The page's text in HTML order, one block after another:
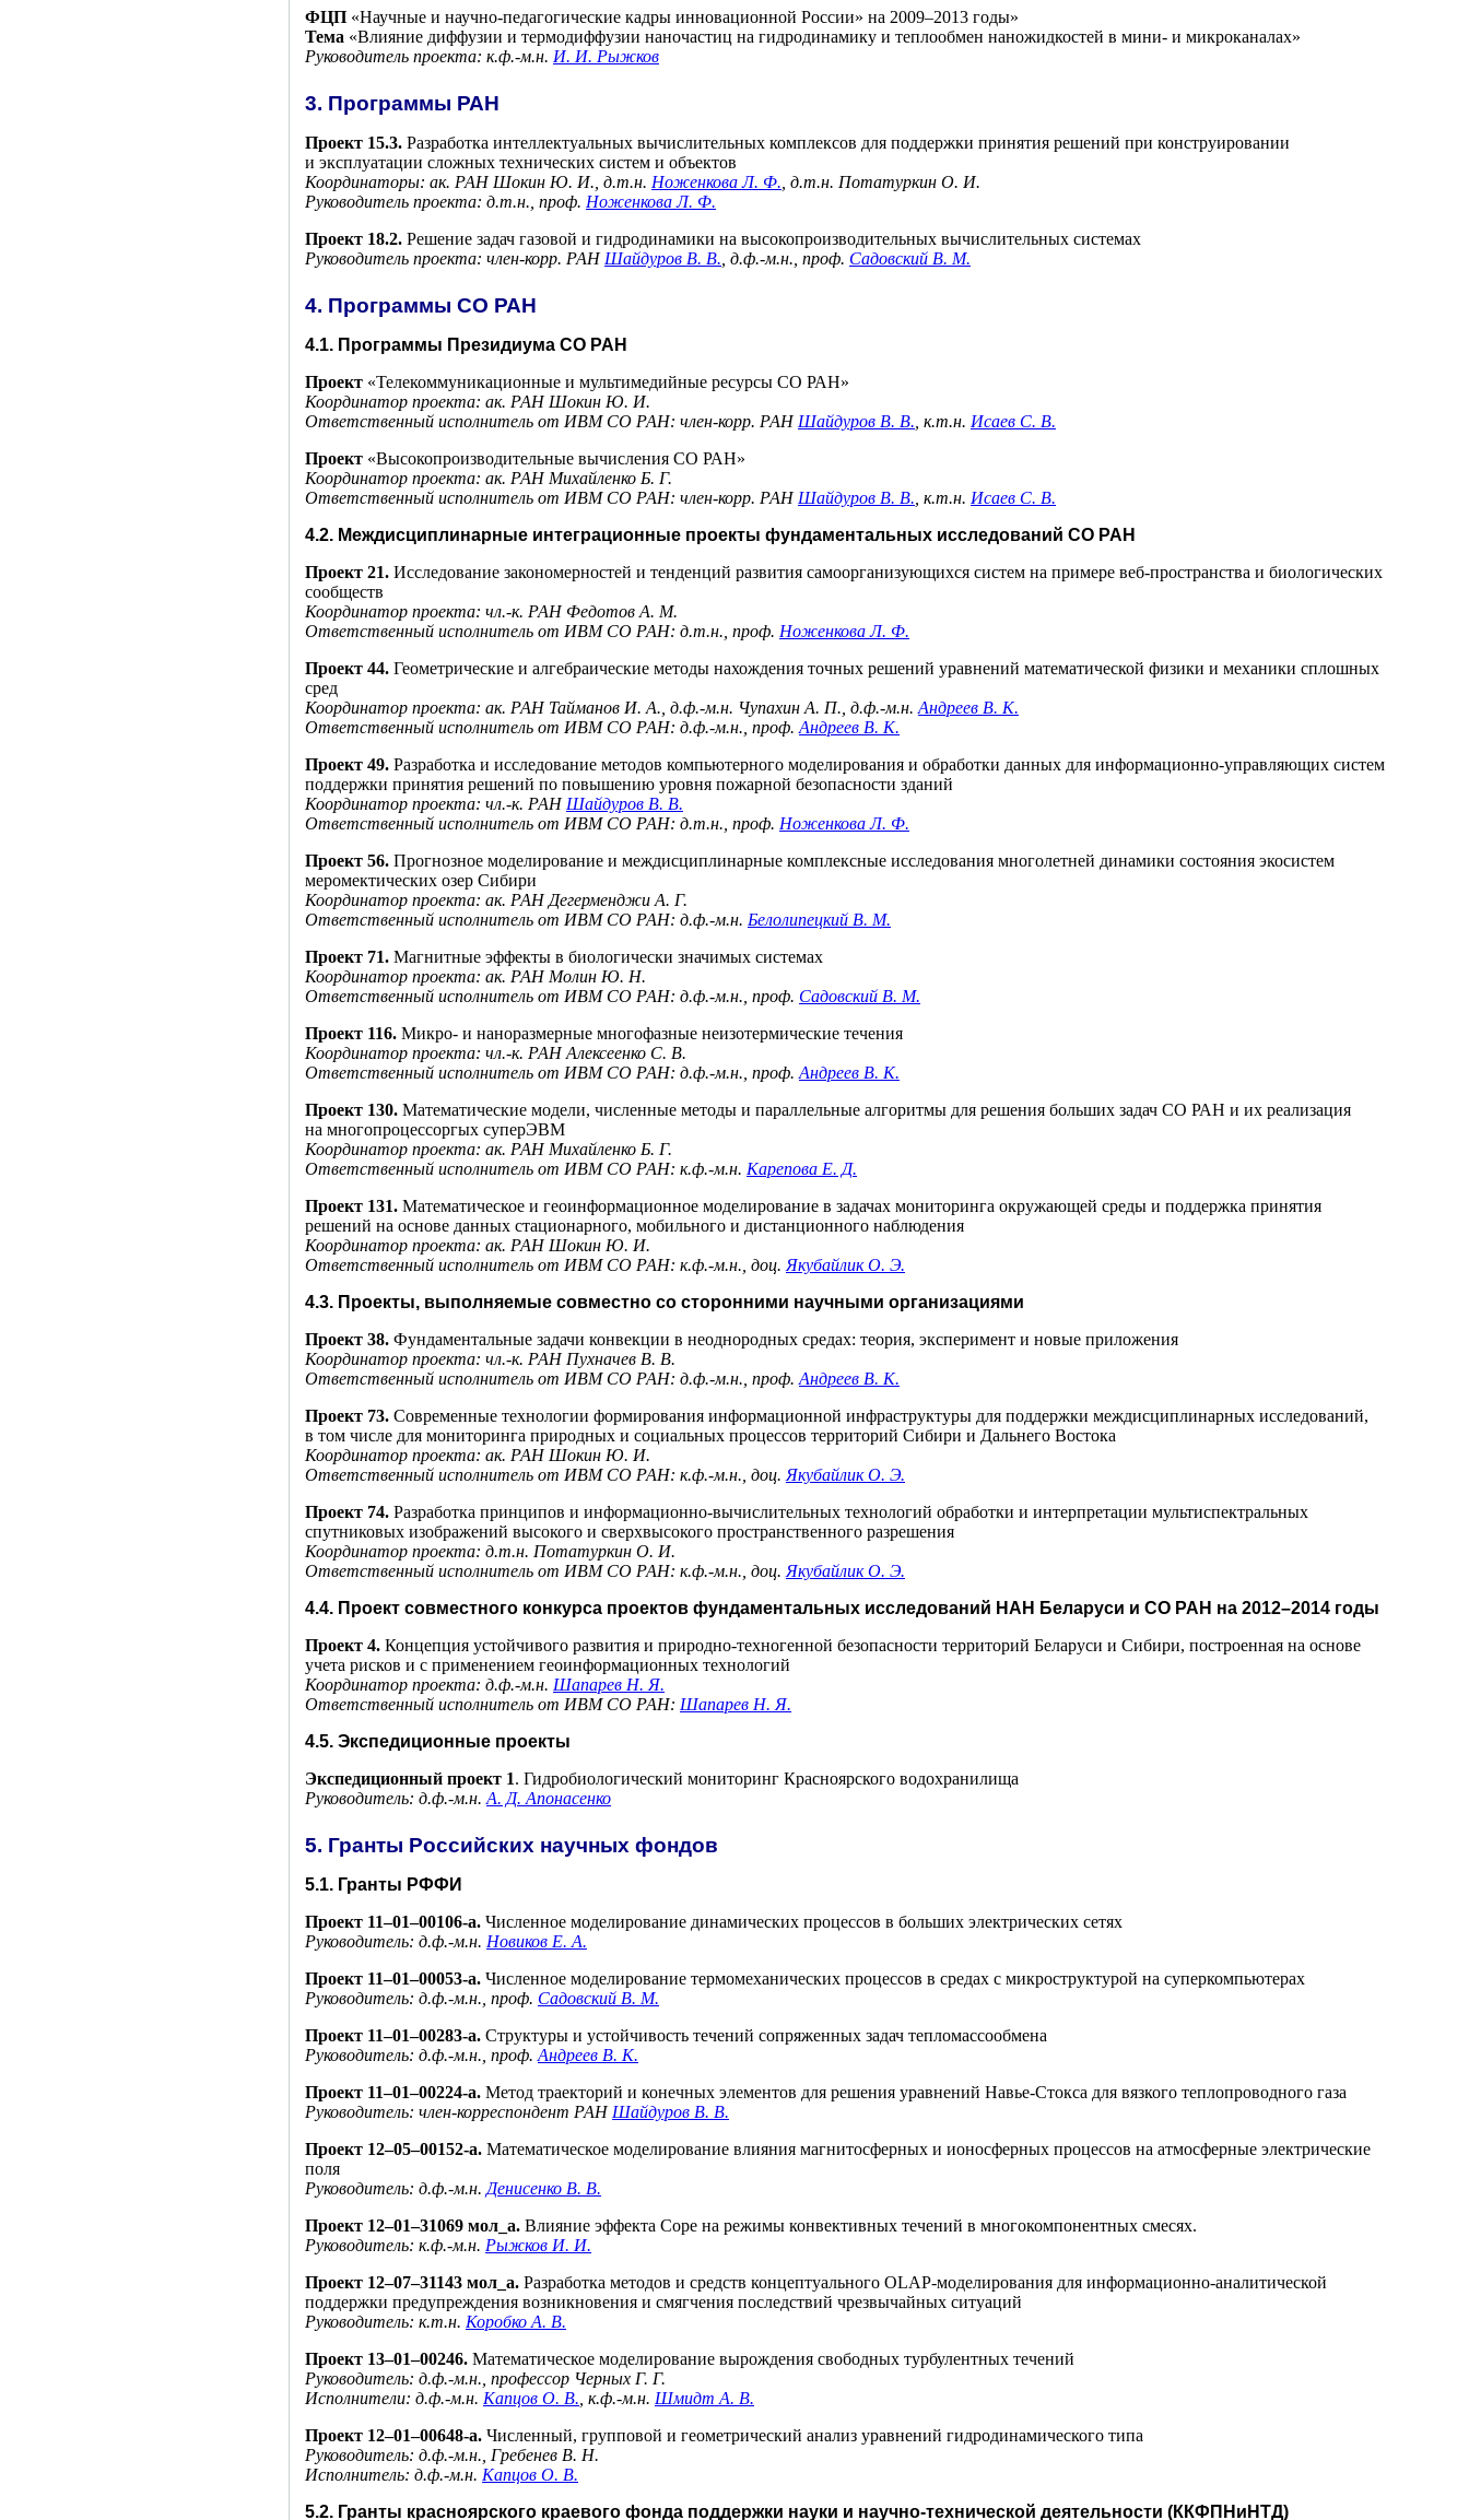
ФЦП «Научные и научно-педагогические кадры инновационной России» на 2009–2013 годы»
Тема «Влияние диффузии и термодиффузии наночастиц на гидродинамику и теплообмен наножидкостей в мини- и микроканалах»
Руководитель проекта: к.ф.-м.н. И. И. Рыжков
3. Программы РАН
Проект 15.3. Разработка интеллектуальных вычислительных комплексов для поддержки принятия решений при конструировании
и эксплуатации сложных технических систем и объектов
Координаторы: ак. РАН Шокин Ю. И. , д.т.н. Ноженкова Л. Ф. , д.т.н. Потатуркин О. И.
Руководитель проекта: д.т.н., проф. Ноженкова Л. Ф.
Проект 18.2. Решение задач газовой и гидродинамики на высокопроизводительных вычислительных системах
Руководитель проекта: член-корр. РАН Шайдуров В. В. , д.ф.-м.н., проф. Садовский В. М.
4. Программы СО РАН
4.1. Программы Президиума СО РАН
Проект «Телекоммуникационные и мультимедийные ресурсы СО РАН»
Координатор проекта: ак. РАН Шокин Ю. И.
Ответственный исполнитель от ИВМ СО РАН: член-корр. РАН Шайдуров В. В. , к.т.н. Исаев С. В.
Проект «Высокопроизводительные вычисления СО РАН»
Координатор проекта: ак. РАН Михайленко Б. Г.
Ответственный исполнитель от ИВМ СО РАН: член-корр. РАН Шайдуров В. В. , к.т.н. Исаев С. В.
4.2. Междисциплинарные интеграционные проекты фундаментальных исследований СО РАН
Проект 21. Исследование закономерностей и тенденций развития самоорганизующихся систем на примере веб-пространства и биологических
сообществ
Координатор проекта: чл.-к. РАН Федотов А. М.
Ответственный исполнитель от ИВМ СО РАН: д.т.н., проф. Ноженкова Л. Ф.
Проект 44. Геометрические и алгебраические методы нахождения точных решений уравнений математической физики и механики сплошных
сред
Координатор проекта: ак. РАН Тайманов И. А. , д.ф.-м.н. Чупахин А. П. , д.ф.-м.н. Андреев В. К.
Ответственный исполнитель от ИВМ СО РАН: д.ф.-м.н., проф. Андреев В. К.
Проект 49. Разработка и исследование методов компьютерного моделирования и обработки данных для информационно-управляющих систем
поддержки принятия решений по повышению уровня пожарной безопасности зданий
Координатор проекта: чл.-к. РАН Шайдуров В. В.
Ответственный исполнитель от ИВМ СО РАН: д.т.н., проф. Ноженкова Л. Ф.
Проект 56. Прогнозное моделирование и междисциплинарные комплексные исследования многолетней динамики состояния экосистем
меромектических озер Сибири
Координатор проекта: ак. РАН Дегерменджи А. Г.
Ответственный исполнитель от ИВМ СО РАН: д.ф.-м.н. Белолипецкий В. М.
Проект 71. Магнитные эффекты в биологически значимых системах
Координатор проекта: ак. РАН Молин Ю. Н.
Ответственный исполнитель от ИВМ СО РАН: д.ф.-м.н., проф. Садовский В. М.
Проект 116. Микро- и наноразмерные многофазные неизотермические течения
Координатор проекта: чл.-к. РАНАлексеенко С. В.
Ответственный исполнитель от ИВМ СО РАН: д.ф.-м.н., проф. Андреев В. К.
Проект 130. Математические модели, численные методы и параллельные алгоритмы для решения больших задач СО РАН и их реализация
на многопроцессоргых суперЭВМ
Координатор проекта: ак. РАН Михайленко Б. Г.
Ответственный исполнитель от ИВМ СО РАН: к.ф.-м.н. Карепова Е. Д.
Проект 131. Математическое и геоинформационное моделирование в задачах мониторинга окружающей среды и поддержка принятия
решений на основе данных стационарного, мобильного и дистанционного наблюдения
Координатор проекта: ак. РАН Шокин Ю. И.
Ответственный исполнитель от ИВМ СО РАН: к.ф.-м.н., доц. Якубайлик О. Э.
4.3. Проекты, выполняемые совместно со сторонними научными организациями
Проект 38. Фундаментальные задачи конвекции в неоднородных средах: теория, эксперимент и новые приложения
Координатор проекта: чл.-к. РАН Пухначев В. В.
Ответственный исполнитель от ИВМ СО РАН: д.ф.-м.н., проф. Андреев В. К.
Проект 73. Современные технологии формирования информационной инфраструктуры для поддержки междисциплинарных исследований,
в том числе для мониторинга природных и социальных процессов территорий Сибири и Дальнего Востока
Координатор проекта: ак. РАН Шокин Ю. И.
Ответственный исполнитель от ИВМ СО РАН: к.ф.-м.н., доц. Якубайлик О. Э.
Проект 74. Разработка принципов и информационно-вычислительных технологий обработки и интерпретации мультиспектральных
спутниковых изображений высокого и сверхвысокого пространственного разрешения
Координатор проекта: д.т.н. Потатуркин О. И.
Ответственный исполнитель от ИВМ СО РАН: к.ф.-м.н., доц. Якубайлик О. Э.
4.4. Проект совместного конкурса проектов фундаментальных исследований НАН Беларуси и СО РАН на 2012–2014 годы
Проект 4. Концепция устойчивого развития и природно-техногенной безопасности территорий Беларуси и Сибири, построенная на основе
учета рисков и с применением геоинформационных технологий
Координатор проекта: д.ф.-м.н. Шапарев Н. Я.
Ответственный исполнитель от ИВМ СО РАН: Шапарев Н. Я.
4.5. Экспедиционные проекты
Экспедиционный проект 1. Гидробиологический мониторинг Красноярского водохранилища
Руководитель: д.ф.-м.н. А. Д. Апонасенко
5. Гранты Российских научных фондов
5.1. Гранты РФФИ
Проект 11–01–00106-а. Численное моделирование динамических процессов в больших электрических сетях
Руководитель: д.ф.-м.н. Новиков Е. А.
Проект 11–01–00053-а. Численное моделирование термомеханических процессов в средах с микроструктурой на суперкомпьютерах
Руководитель: д.ф.-м.н., проф. Садовский В. М.
Проект 11–01–00283-а. Структуры и устойчивость течений сопряженных задач тепломассообмена
Руководитель: д.ф.-м.н., проф. Андреев В. К.
Проект 11–01–00224-а. Метод траекторий и конечных элементов для решения уравнений Навье-Стокса для вязкого теплопроводного газа
Руководитель: член-корреспондент РАН Шайдуров В. В.
Проект 12–05–00152-а. Математическое моделирование влияния магнитосферных и ионосферных процессов на атмосферные электрические
поля
Руководитель: д.ф.-м.н. Денисенко В. В.
Проект 12–01–31069 мол_а. Влияние эффекта Соре на режимы конвективных течений в многокомпонентных смесях.
Руководитель: к.ф.-м.н. Рыжков И. И.
Проект 12–07–31143 мол_а. Разработка методов и средств концептуального OLAP-моделирования для информационно-аналитической
поддержки предупреждения возникновения и смягчения последствий чрезвычайных ситуаций
Руководитель: к.т.н. Коробко А. В.
Проект 13–01–00246. Математическое моделирование вырождения свободных турбулентных течений
Руководитель: д.ф.-м.н., профессор Черных Г. Г.
Исполнители: д.ф.-м.н. Капцов О. В. , к.ф.-м.н. Шмидт А. В.
Проект 12–01–00648-а. Численный, групповой и геометрический анализ уравнений гидродинамического типа
Руководитель: д.ф.-м.н., Гребенев В. Н.
Исполнитель: д.ф.-м.н. Капцов О. В.
5.2. Гранты красноярского краевого фонда поддержки науки и научно-технической деятельности (ККФПНиНТД)